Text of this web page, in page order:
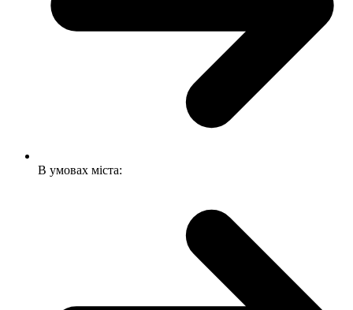
В умовах міста: